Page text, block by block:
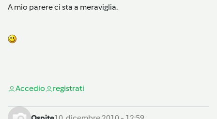
A mio parere ci sta a meraviglia.
Accedio registrati